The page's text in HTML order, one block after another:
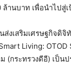
ล้านบาท เพื่อนำไปสู่
ส่งเสริมเศรษฐกิจดิ
Living:
(กระทรวงดีอี) เป็น